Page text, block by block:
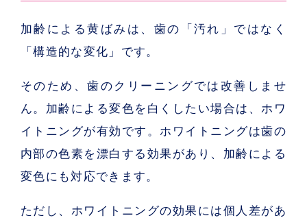
加齢による黄ばみは、歯の「汚れ」ではなく
「構造的な変化」です。
そのため、歯のクリーニングでは改善しませ
ん。加齢による変色を白くしたい場合は、ホワ
イトニングが有効です。ホワイトニングは歯の
内部の色素を漂白する効果があり、加齢による
変色にも対応できます。
ただし、ホワイトニングの効果には個人差があ